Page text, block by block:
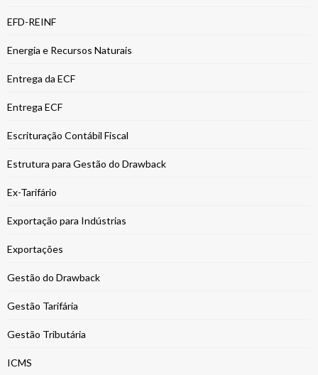
EFD-REINF
Energia e Recursos Naturais
Entrega da ECF
Entrega ECF
Escrituração Contábil Fiscal
Estrutura para Gestão do Drawback
Ex-Tarifário
Exportação para Indústrias
Exportações
Gestão do Drawback
Gestão Tarifária
Gestão Tributária
ICMS